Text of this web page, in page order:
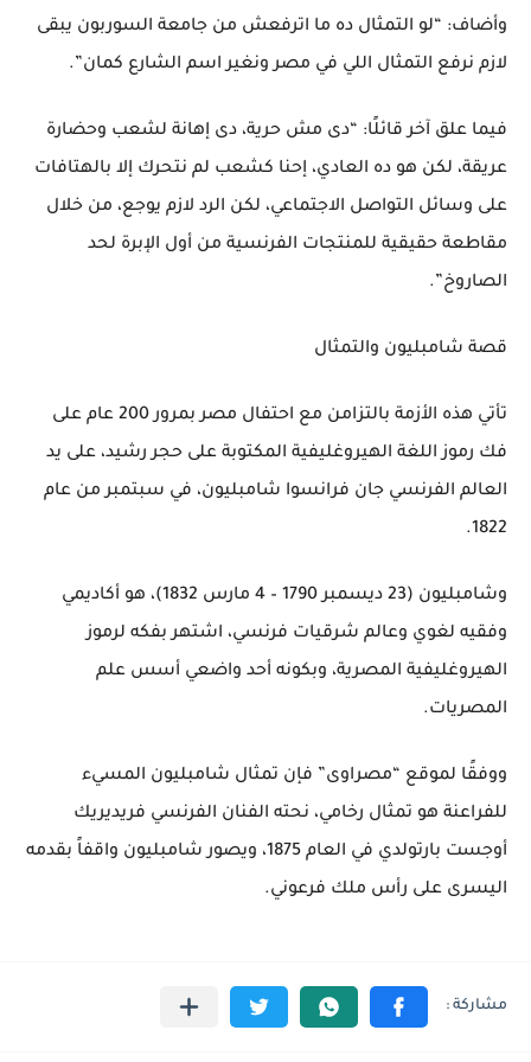
وأضاف: “لو التمثال ده ما اترفعش من جامعة السوربون يبقى
لازم نرفع التمثال اللي في مصر ونغير اسم الشارع كمان”.
فيما علق آخر قائلًا: “دى مش حرية، دى إهانة لشعب وحضارة
عريقة، لكن هو ده العادي، إحنا كشعب لم نتحرك إلا بالهتافات
على وسائل التواصل الاجتماعي، لكن الرد لازم يوجع، من خلال
مقاطعة حقيقية للمنتجات الفرنسية من أول الإبرة لحد
الصاروخ”.
قصة شامبليون والتمثال
تأتي هذه الأزمة بالتزامن مع احتفال مصر بمرور 200 عام على
فك رموز اللغة الهيروغليفية المكتوبة على حجر رشيد، على يد
العالم الفرنسي جان فرانسوا شامبليون، في سبتمبر من عام
1822.
وشامبليون (23 ديسمبر 1790 – 4 مارس 1832)، هو أكاديمي
وفقيه لغوي وعالم شرقيات فرنسي، اشتهر بفكه لرموز
الهيروغليفية المصرية، وبكونه أحد واضعي أسس علم
المصريات.
ووفقًا لموقع “مصراوى” فإن تمثال شامبليون المسيء
للفراعنة هو تمثال رخامي، نحته الفنان الفرنسي فريديريك
أوجست بارتولدي في العام 1875، ويصور شامبليون واقفاً بقدمه
اليسرى على رأس ملك فرعوني.